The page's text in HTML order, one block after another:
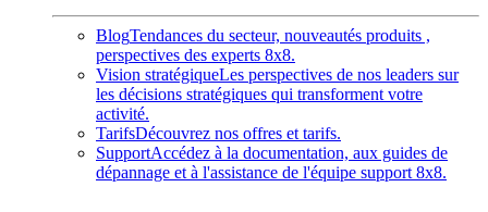
BlogTendances du secteur, nouveautés produits ,
perspectives des experts 8x8.
Vision stratégiqueLes perspectives de nos leaders sur
les décisions stratégiques qui transforment votre
activité.
TarifsDécouvrez nos offres et tarifs.
SupportAccédez à la documentation, aux guides de
dépannage et à l'assistance de l'équipe support 8x8.